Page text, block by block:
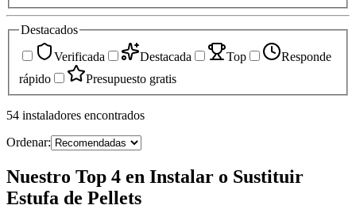
Destacados
Verificada
Destacada Top
Responde
rápido
Presupuesto gratis
54 instaladores encontrados
Ordenar:
Nuestro Top 4 en Instalar o Sustituir
Estufa de Pellets